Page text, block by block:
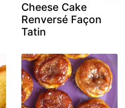
Cheese Cake
Renversé Façon
Tatin